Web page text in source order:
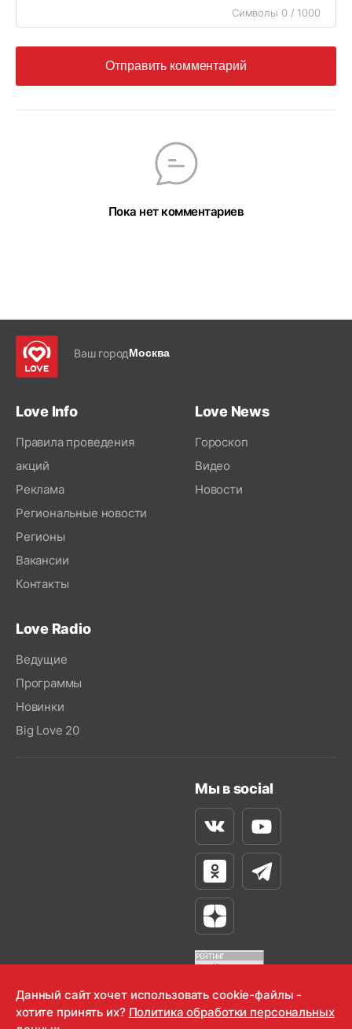
Символы 0 / 1000
Отправить комментарий
Пока нет комментариев
Ваш городМосква
Love Info
Правила проведения
акций
Реклама
Региональные новости
Регионы
Вакансии
Контакты
Love News
Гороскоп
Видео
Новости
Love Radio
Ведущие
Программы
Новинки
Big Love 20
Мы в social
ВконтактеYoutube
Одноклассники
Телеграм
Яндекс Дзен
OOO "Радио-Любовь" 2000-2026
Данный сайт хочет использовать cookie-файлы -
хотите принять их? Политика обработки персональных